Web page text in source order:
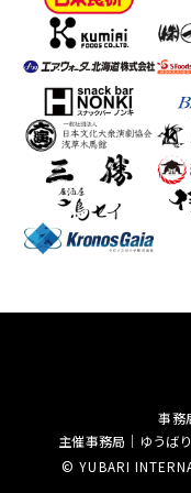
事務
主催事務局｜ゆうば
© YUBARI